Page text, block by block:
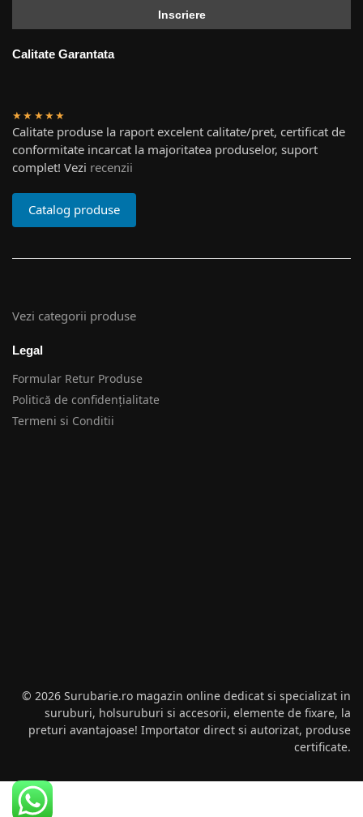
Calitate Garantata
★★★★★
Calitate produse la raport excelent calitate/pret, certificat de
conformitate incarcat la majoritatea produselor, suport
complet! Vezi recenzii
Catalog produse
Vezi categorii produse
Legal
Formular Retur Produse
Politică de confidențialitate
Termeni si Conditii
© 2026 Surubarie.ro magazin online dedicat si specializat in
suruburi, holsuruburi si accesorii, elemente de fixare, la
preturi avantajoase! Importator direct si autorizat, produse
certificate.